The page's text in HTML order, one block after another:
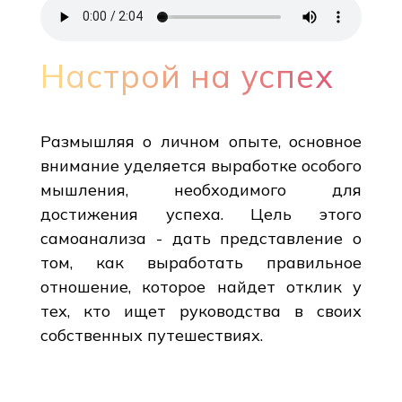
Настрой на успех
Размышляя о личном опыте, основное
внимание уделяется выработке особого
мышления, необходимого для
достижения успеха. Цель этого
самоанализа - дать представление о
том, как выработать правильное
отношение, которое найдет отклик у
тех, кто ищет руководства в своих
собственных путешествиях.